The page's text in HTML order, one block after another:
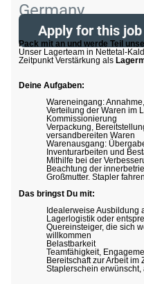
Germany
Apply for this job
Pack mit an und werde Teil
Unser Lagerteam in Nettetal-
Zeitpunkt Verstärkung als
Deine Aufgaben:
Wareneingang:
Verteilung der Waren im
Kommissionierung
Verpackung,
versandbereiten Waren
Warenausgang:
Inventurarbeiten und
Mithilfe bei der
Beachtung der
Großmutter. Stapler fahren
Das bringst Du mit:
Idealerweise Ausbildung
Lagerlogistik oder
Quereinsteiger, die sich
willkommen
Belastbarkeit
Teamfähigkeit,
Bereitschaft zur Arbeit im
Staplerschein